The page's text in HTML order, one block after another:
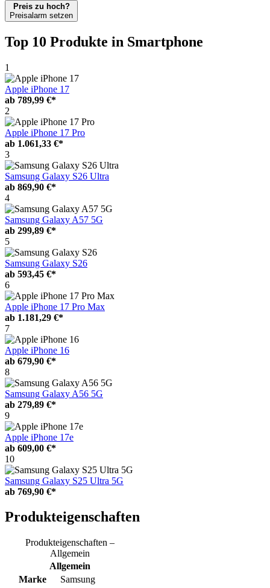
Preis zu hoch?
Preisalarm setzen
Top 10 Produkte in Smartphone
1
Apple iPhone 17
ab 789,99 €*
2
Apple iPhone 17 Pro
ab 1.061,33 €*
3
Samsung Galaxy S26 Ultra
ab 869,90 €*
4
Samsung Galaxy A57 5G
ab 299,89 €*
5
Samsung Galaxy S26
ab 593,45 €*
6
Apple iPhone 17 Pro Max
ab 1.181,29 €*
7
Apple iPhone 16
ab 679,90 €*
8
Samsung Galaxy A56 5G
ab 279,89 €*
9
Apple iPhone 17e
ab 609,00 €*
10
Samsung Galaxy S25 Ultra 5G
ab 769,90 €*
Produkteigenschaften
Produkteigenschaften –
Allgemein
Allgemein
Marke
Samsung